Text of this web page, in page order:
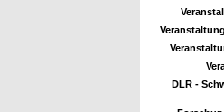
DLR -